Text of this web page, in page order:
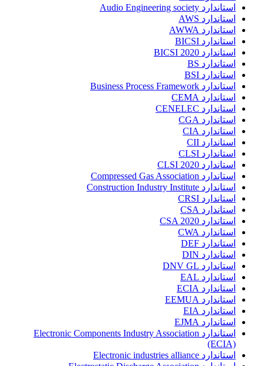
استاندارد Audio Engineering society
استاندارد AWS
استاندارد AWWA
استاندارد BICSI
استاندارد BICSI 2020
استاندارد BS
استاندارد BSI
استاندارد Business Process Framework
استاندارد CEMA
استاندارد CENELEC
استاندارد CGA
استاندارد CIA
استاندارد CII
استاندارد CLSI
استاندارد CLSI 2020
استاندارد Compressed Gas Association
استاندارد Construction Industry Institute
استاندارد CRSI
استاندارد CSA
استاندارد CSA 2020
استاندارد CWA
استاندارد DEF
استاندارد DIN
استاندارد DNV GL
استاندارد EAL
استاندارد ECIA
استاندارد EEMUA
استاندارد EIA
استاندارد EJMA
استاندارد Electronic Components Industry Association
(ECIA)
استاندارد Electronic industries alliance